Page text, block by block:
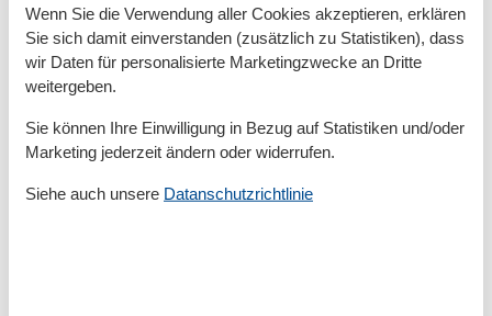
Internet im öff. Bereich
Nichtraucherhaus
Wäscheservice
Kurzurlaub
Es besteht eine begrenzte Möglichkeit das ganze Jahr
Wenn Sie die Verwendung aller Cookies akzeptieren, erklären
Sie sich damit einverstanden (zusätzlich zu Statistiken), dass
wir Daten für personalisierte Marketingzwecke an Dritte
weitergeben.
Sie können Ihre Einwilligung in Bezug auf Statistiken und/oder
Marketing jederzeit ändern oder widerrufen.
Siehe auch unsere Datanschutzrichtlinie